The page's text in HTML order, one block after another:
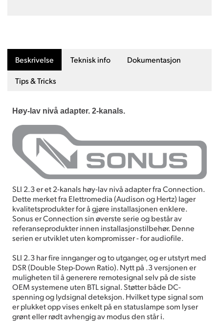
Beskrivelse Teknisk info Dokumentasjon
Tips & Tricks
Høy-lav nivå adapter. 2-kanals.
SLI 2.3 er et 2-kanals høy-lav nivå adapter fra Connection.
Dette merket fra Elettromedia (Audison og Hertz) lager
kvalitetsprodukter for å gjøre installasjonen enklere.
Sonus er Connection sin øverste serie og består av
referanseprodukter innen installasjonstilbehør. Denne
serien er utviklet uten kompromisser - for audiofile.
SLI 2.3 har fire innganger og to utganger, og er utstyrt med
DSR (Double Step-Down Ratio). Nytt på .3 versjonen er
muligheten til å generere remotesignal selv på de siste
OEM systemene uten BTL signal. Støtter både DC-
spenning og lydsignal deteksjon. Hvilket type signal som
er plukket opp vises enkelt på en statuslampe som lyser
grønt eller rødt avhengig av modus den står i.